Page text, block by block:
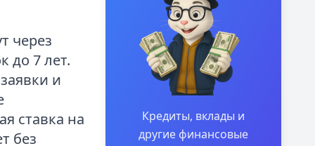
через
до 7 лет.
и
ставка на
без
Кредиты, вклады и
другие финансовые